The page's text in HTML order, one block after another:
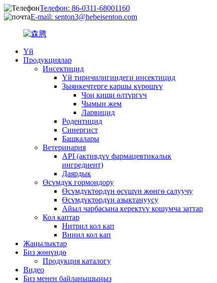
Телефон: 86-0311-68001160
E-mail: senton3@hebeisenton.com
Үй
Продукциялар
Инсектицид
Үй тиричилигиндеги инсектицид
Зыянкечтерге каршы күрөшүү
Чоң киши өлтүргүч
Чымын жем
Ларвицид
Родентицид
Синергист
Башкалары
Ветеринария
API (активдүү фармацевтикалык
ингредиент)
Даярдык
Өсүмдүк гормондору
Өсүмдүктөрдүн өсүшүн жөнгө салуучу
Өсүмдүктөрдүн азыктануусу
Айыл чарбасына керектүү кошумча заттар
Кол каптар
Нитрил кол кап
Винил кол кап
Жаңылыктар
Биз жөнүндө
Продукция каталогу
Видео
Биз менен байланышыңыз